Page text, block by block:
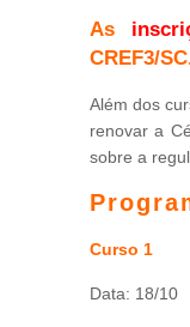
As
CREF3/
Além dos
renovar a
sobre a
Curso 1
Data: 18/10